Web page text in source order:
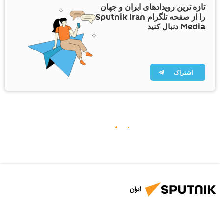
تازه ترین رویدادهای ایران و جهان
را از صفحه تلگرام Sputnik Iran
Media دنبال کنید
اشتراک
ایران